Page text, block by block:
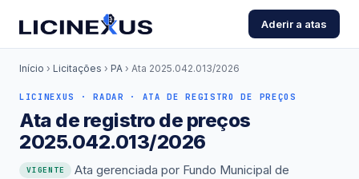
Aderir a atas
Início › Licitações › PA › Ata 2025.042.013/2026
LICINEXUS · RADAR · ATA DE REGISTRO DE PREÇOS
Ata de registro de preços
2025.042.013/2026
VIGENTE
Ata gerenciada por Fundo Municipal de